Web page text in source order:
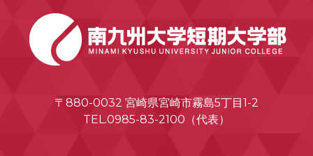
〒880-0032 宮崎県宮崎市霧島5丁目1-2
TEL.0985-83-2100（代表）